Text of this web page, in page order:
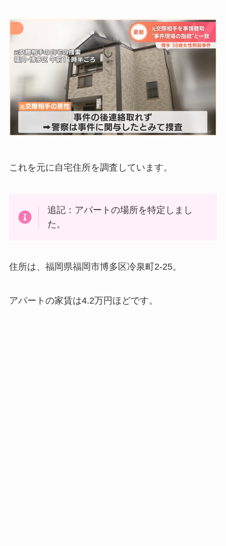
これを元に自宅住所を調査しています。
追記：アパートの場所を特定しまし
た。
住所は、 福岡県福岡市博多区冷泉町2-25。
アパートの家賃は4.2万円ほどです。